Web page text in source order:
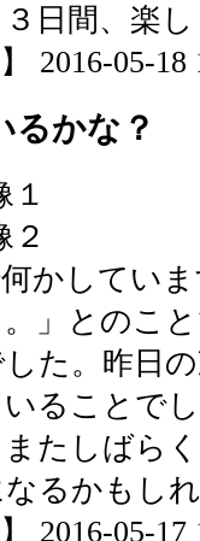
日間、楽
2016-05-18
るかな？
かしてい
」とのこ
た。昨日
ることで
たしばら
るかもし
2016-05-17